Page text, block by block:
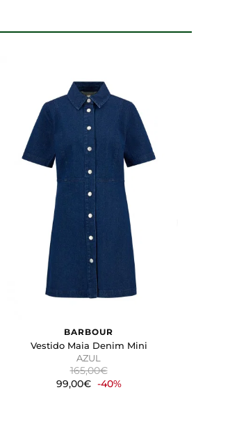
BARBOUR
Vestido Maia Denim Mini
AZUL
165,00€
99,00€ -40%
sitio y
por el sitio. Toda la
o el
relevantes y